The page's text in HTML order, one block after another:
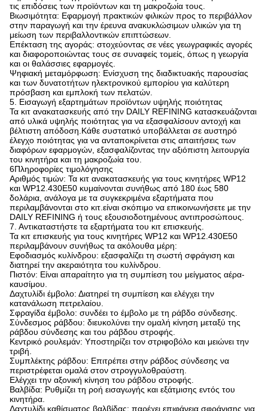
τις επιδόσεις των προϊόντων και τη μακροζωία τους.
Βιωσιμότητα: Εφαρμογή πρακτικών φιλικών προς το περιβάλλον
στην παραγωγή και την έρευνα ανακυκλώσιμων υλικών για τη
μείωση των περιβαλλοντικών επιπτώσεων.
Επέκταση της αγοράς: στοχεύοντας σε νέες γεωγραφικές αγορές
και διαφοροποιώντας τους σε συναφείς τομείς, όπως η γεωργία
και οι θαλάσσιες εφαρμογές.
Ψηφιακή μεταμόρφωση: Ενίσχυση της διαδικτυακής παρουσίας
και των δυνατοτήτων ηλεκτρονικού εμπορίου για καλύτερη
πρόσβαση και εμπλοκή των πελατών.
5. Εισαγωγή εξαρτημάτων προϊόντων υψηλής ποιότητας
Τα κιτ ανακατασκευής από την DAILY REFINING κατασκευάζονται
από υλικά υψηλής ποιότητας για να εξασφαλίσουν αντοχή και
βέλτιστη απόδοση.Κάθε συστατικό υποβάλλεται σε αυστηρό
έλεγχο ποιότητας για να ανταποκρίνεται στις απαιτήσεις των
διαφόρων εφαρμογών, εξασφαλίζοντας την αξιόπιστη λειτουργία
του κινητήρα και τη μακροζωία του.
6Πληροφορίες τιμολόγησης
Αριθμός τιμών: Τα κιτ ανακατασκευής για τους κινητήρες WP12
και WP12.430E50 κυμαίνονται συνήθως από 180 έως 580
δολάρια, ανάλογα με τα συγκεκριμένα εξαρτήματα που
περιλαμβάνονται στο κιτ.είναι σκόπιμο να επικοινωνήσετε με την
DAILY REFINING ή τους εξουσιοδοτημένους αντιπροσώπους.
7. Αντικαταστήστε τα εξαρτήματα του κιτ επισκευής.
Τα κιτ επισκευής για τους κινητήρες WP12 και WP12.430E50
περιλαμβάνουν συνήθως τα ακόλουθα μέρη:
Εφοδιασμός κυλίνδρου: εξασφαλίζει τη σωστή σφράγιση και
διατηρεί την ακεραιότητα του κυλίνδρου.
Πιστόν: Είναι απαραίτητο για τη συμπίεση του μείγματος αέρα-
καυσίμου.
Δαχτυλίδι έμβολο: Διατηρεί τη συμπίεση και ελέγχει την
κατανάλωση πετρελαίου.
Σφραγίδα έμβολο: συνδέει το έμβολο με τη ράβδο σύνδεσης.
Σύνδεσμος ράβδου: διευκολύνει την ομαλή κίνηση μεταξύ της
ράβδου σύνδεσης και του ράβδου στροφής.
Κεντρικό ρουλεμάν: Υποστηρίζει τον στριφοβόλο και μειώνει την
τριβή.
Συμπλέκτης ράβδου: Επιτρέπει στην ράβδος σύνδεσης να
περιστρέφεται ομαλά στον στρογγυλοθραύστη.
Ελέγχει την αξονική κίνηση του ράβδου στροφής.
Βαλβίδα: Ρυθμίζει τη ροή εισαγωγής και εξάτμισης εντός του
κινητήρα.
Δαχτυλίδι καθίσματος βαλβίδας: παρέχει επιφάνεια σφράγισης για